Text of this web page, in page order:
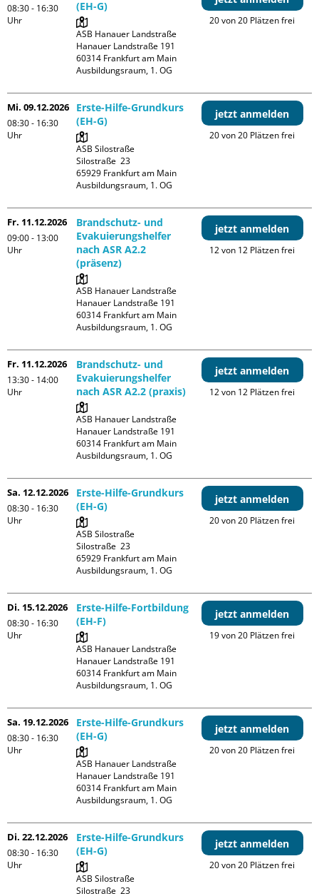
08:30 - 16:30
Uhr
(EH-G)
ASB Hanauer Landstraße
Hanauer Landstraße 191
60314 Frankfurt am Main
Ausbildungsraum, 1. OG
20 von 20 Plätzen frei
Mi. 09.12.2026
08:30 - 16:30
Uhr
Erste-Hilfe-Grundkurs
(EH-G)
ASB Silostraße
Silostraße  23
65929 Frankfurt am Main
Ausbildungsraum, 1. OG
jetzt anmelden
20 von 20 Plätzen frei
Fr. 11.12.2026
09:00 - 13:00
Uhr
Brandschutz- und
Evakuierungshelfer
nach ASR A2.2
(präsenz)
ASB Hanauer Landstraße
Hanauer Landstraße 191
60314 Frankfurt am Main
Ausbildungsraum, 1. OG
jetzt anmelden
12 von 12 Plätzen frei
Fr. 11.12.2026
13:30 - 14:00
Uhr
Brandschutz- und
Evakuierungshelfer
nach ASR A2.2 (praxis)
ASB Hanauer Landstraße
Hanauer Landstraße 191
60314 Frankfurt am Main
Ausbildungsraum, 1. OG
jetzt anmelden
12 von 12 Plätzen frei
Sa. 12.12.2026
08:30 - 16:30
Uhr
Erste-Hilfe-Grundkurs
(EH-G)
ASB Silostraße
Silostraße  23
65929 Frankfurt am Main
Ausbildungsraum, 1. OG
jetzt anmelden
20 von 20 Plätzen frei
Di. 15.12.2026
08:30 - 16:30
Uhr
Erste-Hilfe-Fortbildung
(EH-F)
ASB Hanauer Landstraße
Hanauer Landstraße 191
60314 Frankfurt am Main
Ausbildungsraum, 1. OG
jetzt anmelden
19 von 20 Plätzen frei
Sa. 19.12.2026
08:30 - 16:30
Uhr
Erste-Hilfe-Grundkurs
(EH-G)
ASB Hanauer Landstraße
Hanauer Landstraße 191
60314 Frankfurt am Main
Ausbildungsraum, 1. OG
jetzt anmelden
20 von 20 Plätzen frei
Di. 22.12.2026
08:30 - 16:30
Uhr
Erste-Hilfe-Grundkurs
(EH-G)
ASB Silostraße
Silostraße  23
jetzt anmelden
20 von 20 Plätzen frei